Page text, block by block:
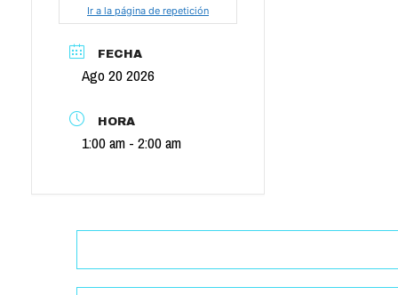
Ir a la página de repetición
FECHA
Ago 20 2026
HORA
1:00 am - 2:00 am